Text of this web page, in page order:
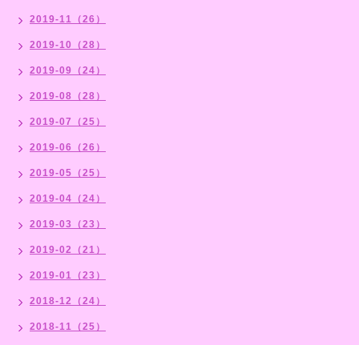
2019-11（26）
2019-10（28）
2019-09（24）
2019-08（28）
2019-07（25）
2019-06（26）
2019-05（25）
2019-04（24）
2019-03（23）
2019-02（21）
2019-01（23）
2018-12（24）
2018-11（25）